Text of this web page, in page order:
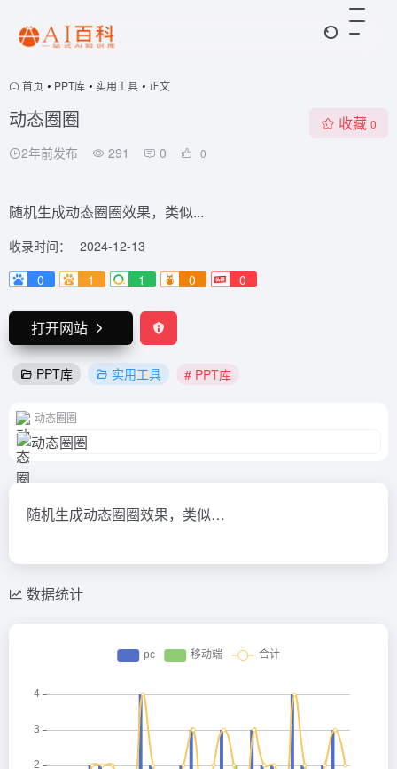
首页 • PPT库 • 实用工具 • 正文
动态圈圈
2年前发布 291 0 0
收藏 0
随机生成动态圈圈效果，类似...
收录时间：
2024-12-13
0
1 1 0 0
打开网站
PPT库 实用工具 # PPT库
动态圈圈
随机生成动态圈圈效果，类似…
数据统计